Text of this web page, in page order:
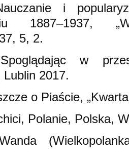
i
1887–1937,
5, 2.
w
2017.
o Piaście,
Polanie, Polska,